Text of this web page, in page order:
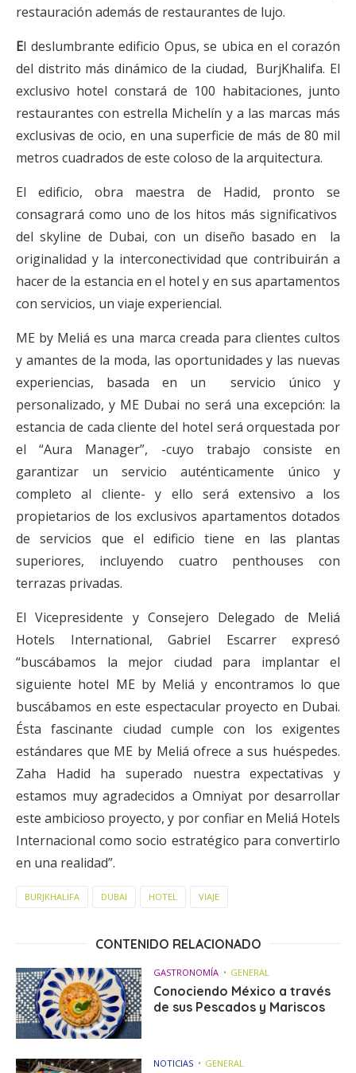
restauración además de restaurantes de lujo.
El deslumbrante edificio Opus, se ubica en el corazón
del distrito más dinámico de la ciudad, BurjKhalifa. El
exclusivo hotel constará de 100 habitaciones, junto
restaurantes con estrella Michelín y a las marcas más
exclusivas de ocio, en una superficie de más de 80 mil
metros cuadrados de este coloso de la arquitectura.
El edificio, obra maestra de Hadid, pronto se
consagrará como uno de los hitos más significativos
del skyline de Dubai, con un diseño basado en la
originalidad y la interconectividad que contribuirán a
hacer de la estancia en el hotel y en sus apartamentos
con servicios, un viaje experiencial.
ME by Meliá es una marca creada para clientes cultos
y amantes de la moda, las oportunidades y las nuevas
experiencias, basada en un servicio único y
personalizado, y ME Dubai no será una excepción: la
estancia de cada cliente del hotel será orquestada por
el “Aura Manager”, -cuyo trabajo consiste en
garantizar un servicio auténticamente único y
completo al cliente- y ello será extensivo a los
propietarios de los exclusivos apartamentos dotados
de servicios que el edificio tiene en las plantas
superiores, incluyendo cuatro penthouses con
terrazas privadas.
El Vicepresidente y Consejero Delegado de Meliá
Hotels International, Gabriel Escarrer expresó
“buscábamos la mejor ciudad para implantar el
siguiente hotel ME by Meliá y encontramos lo que
buscábamos en este espectacular proyecto en Dubai.
Ésta fascinante ciudad cumple con los exigentes
estándares que ME by Meliá ofrece a sus huéspedes.
Zaha Hadid ha superado nuestra expectativas y
estamos muy agradecidos a Omniyat por desarrollar
este ambicioso proyecto, y por confiar en Meliá Hotels
Internacional como socio estratégico para convertirlo
en una realidad”.
BURJKHALIFA DUBAI HOTEL VIAJE
CONTENIDO RELACIONADO
GASTRONOMÍA GENERAL
Conociendo México a través
de sus Pescados y Mariscos
NOTICIAS GENERAL